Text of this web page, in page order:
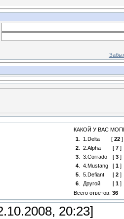
КАКОЙ У ВАС
1. 1.Delta [ 22]
2. 2.Alpha [ 7]
3. 3.Corrado [ 3]
4. 4.Mustang [ 1]
5. 5.Defiant [ 2]
6. Другой [ 1]
Всего ответов: 36
20:23]